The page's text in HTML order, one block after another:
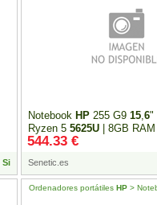
Si
Notebook HP255 G9 15,6"
Ryzen 5 5625U| 8GB RAM
Senetic.es
544.33 €
Ordenadores portátiles HP>